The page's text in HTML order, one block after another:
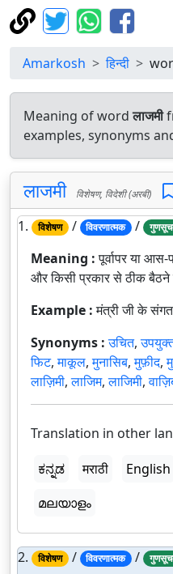
Amarkosh हिन्दी
Meaning of wordलाजमी
examples, synonyms
लाजमी विशेषण, विदेशी (अरबी)
1. विशेषण / विवरणात्मक /
Meaning :पूर्वापर या
और किसी प्रकार से ठीक बैठने
Example :मंत्री जी के
Synonyms :उचित,
फिट,माकूल,मुनासिब,मुफ़ीद,
लाज़िमी,लाजिम,लाजिमी,
Translation in other
ಕನ್ನಡ
मराठी English
മലയാളം
2. विशेषण / विवरणात्मक /